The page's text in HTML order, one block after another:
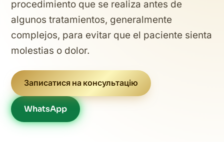
procedimiento que se realiza antes de
algunos tratamientos, generalmente
complejos, para evitar que el paciente sienta
molestias o dolor.
Записатися на консультацію
WhatsApp